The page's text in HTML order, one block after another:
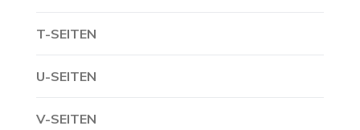
T-SEITEN
U-SEITEN
V-SEITEN